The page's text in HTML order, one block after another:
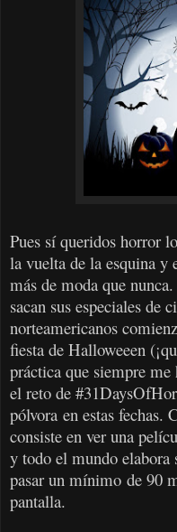
Pues sí queridos horror
la vuelta de la esquina y
más de moda que
sacan sus especiales de
norteamericanos
fiesta de Halloweeen
práctica que siempre
el reto de
pólvora en estas fechas.
consiste en ver una
y todo el mundo elabora
pasar un mínimo de 90
pantalla.